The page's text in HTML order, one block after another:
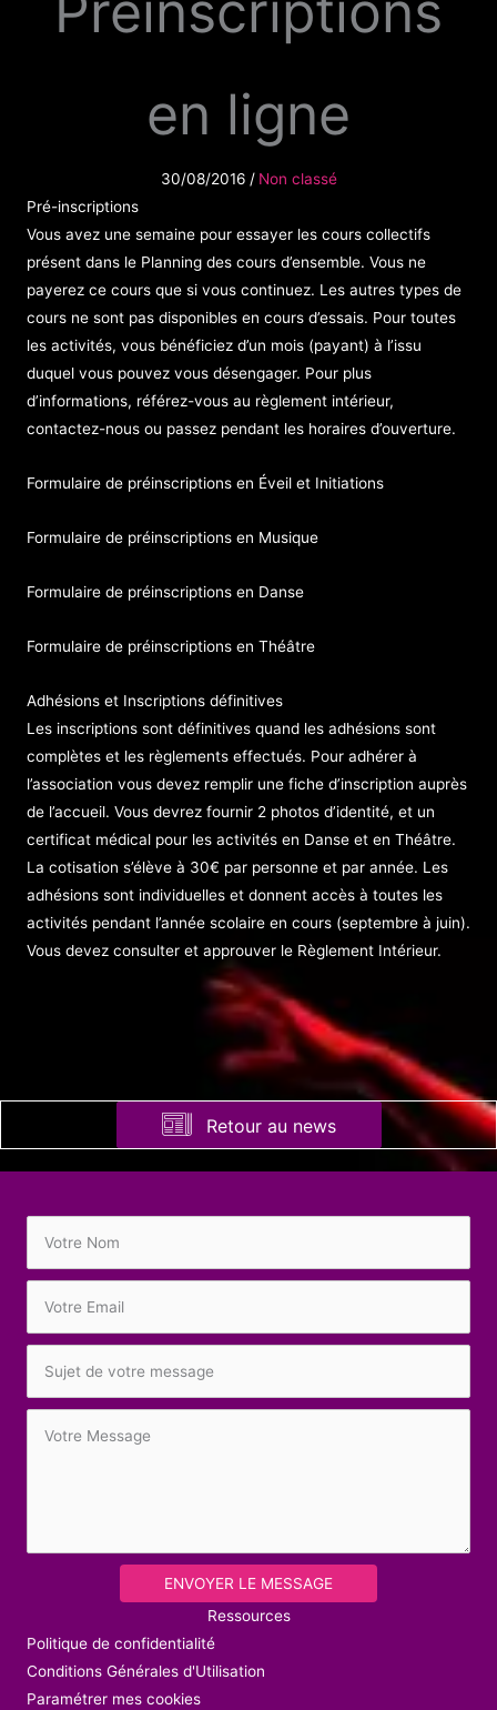
en ligne
30/08/2016 / Non classé
Pré-inscriptions
Vous avez une semaine pour essayer les cours collectifs
présent dans le Planning des cours d’ensemble. Vous ne
payerez ce cours que si vous continuez. Les autres types de
cours ne sont pas disponibles en cours d’essais. Pour toutes
les activités, vous bénéficiez d’un mois (payant) à l’issu
duquel vous pouvez vous désengager. Pour plus
d’informations, référez-vous au règlement intérieur,
contactez-nous ou passez pendant les horaires d’ouverture.
Formulaire de préinscriptions en Éveil et Initiations
Formulaire de préinscriptions en Musique
Formulaire de préinscriptions en Danse
Formulaire de préinscriptions en Théâtre
Adhésions et Inscriptions définitives
Les inscriptions sont définitives quand les adhésions sont
complètes et les règlements effectués. Pour adhérer à
l’association vous devez remplir une fiche d’inscription auprès
de l’accueil. Vous devrez fournir 2 photos d’identité, et un
certificat médical pour les activités en Danse et en Théâtre.
La cotisation s’élève à 30€ par personne et par année. Les
adhésions sont individuelles et donnent accès à toutes les
activités pendant l’année scolaire en cours (septembre à juin).
Vous devez consulter et approuver le Règlement Intérieur.
Retour au news
ENVOYER LE MESSAGE
Ressources
Politique de confidentialité
Conditions Générales d'Utilisation
Paramétrer mes cookies